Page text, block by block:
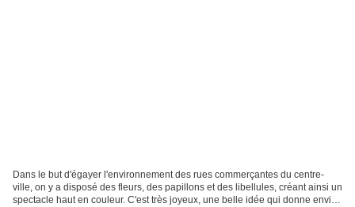
Dans le but d'égayer l'environnement des rues commerçantes du centre-
ville, on y a disposé des fleurs, des papillons et des libellules, créant ainsi un
spectacle haut en couleur. C'est très joyeux, une belle idée qui donne envie